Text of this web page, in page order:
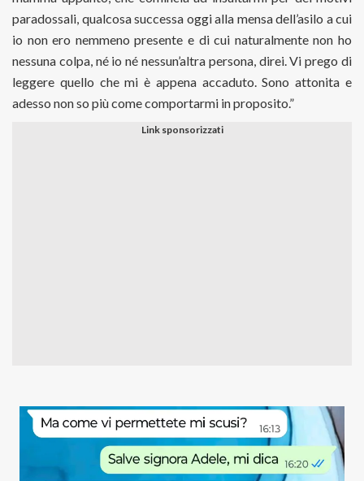
paradossali, qualcosa successa oggi alla mensa dell’asilo a cui
io non ero nemmeno presente e di cui naturalmente non ho
nessuna colpa, né io né nessun’altra persona, direi. Vi prego di
leggere quello che mi è appena accaduto. Sono attonita e
adesso non so più come comportarmi in proposito.”